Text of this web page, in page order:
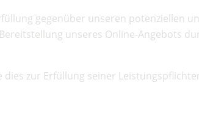
gegenüber unseren potenziellen
unseres Online-Angebots
zur Erfüllung seiner